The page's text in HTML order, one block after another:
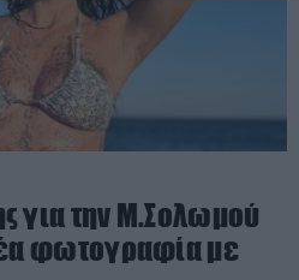
για την Μ.Σολωμού
φωτογραφία με